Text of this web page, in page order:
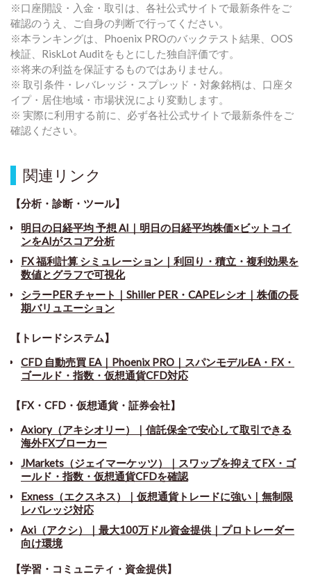
※口座開設・入金・取引は、各社公式サイトで最新条件をご
確認のうえ、ご自身の判断で行ってください。
※本ランキングは、Phoenix PROのバックテスト結果、OOS
検証、RiskLot Auditをもとにした独自評価です。
※将来の利益を保証するものではありません。
※ 取引条件・レバレッジ・スプレッド・対象銘柄は、口座タ
イプ・居住地域・市場状況により変動します。
※ 実際に利用する前に、必ず各社公式サイトで最新条件をご
確認ください。
関連リンク
【分析・診断・ツール】
明日の日経平均 予想 AI｜明日の日経平均株価×ビットコイ
ンをAIがスコア分析
FX 福利計算 シミュレーション｜利回り・積立・複利効果を
数値とグラフで可視化
シラーPER チャート ｜ Shiller PER・CAPEレシオ｜株価の長
期バリュエーション
【トレードシステム】
CFD 自動売買 EA｜Phoenix PRO｜スパンモデルEA・FX・
ゴールド・指数・仮想通貨CFD対応
【FX・CFD・仮想通貨・証券会社】
Axiory（アキシオリー）｜信託保全で安心して取引できる
海外FXブローカー
JMarkets（ジェイマーケッツ）｜スワップを抑えてFX・ゴ
ールド・指数・仮想通貨CFDを確認
Exness（エクスネス）｜仮想通貨トレードに強い｜無制限
レバレッジ対応
Axi（アクシ）｜最大100万ドル資金提供｜プロトレーダー
向け環境
【学習・コミュニティ・資金提供】